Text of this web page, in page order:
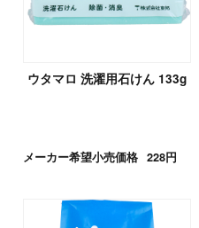
ウタマロ 洗濯用石けん 133g
メーカー希望小売価格 228円